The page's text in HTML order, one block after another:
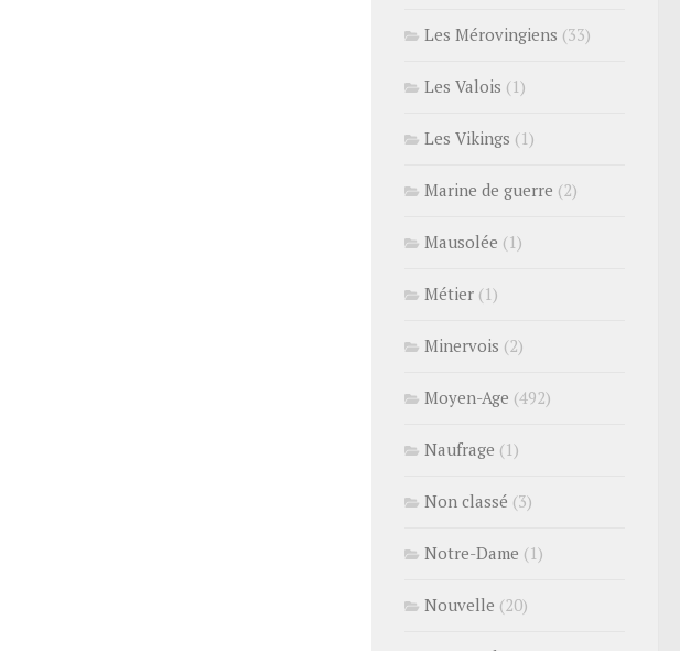
Les Mérovingiens (33)
Les Valois (1)
Les Vikings (1)
Marine de guerre (2)
Mausolée (1)
Métier (1)
Minervois (2)
Moyen-Age (492)
Naufrage (1)
Non classé (3)
Notre-Dame (1)
Nouvelle (20)